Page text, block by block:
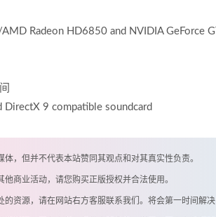
Radeon HD6850 and NVIDIA GeForce
DirectX 9 compatible soundcard
体，但并不代表本站赞同其观点和对其真实性负责。
他商业活动，请您购买正版授权并合法使用。
资源，请在网站右方客服联系我们。将会第一时间解决